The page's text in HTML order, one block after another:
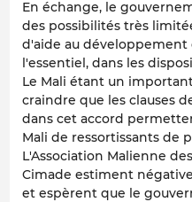
En échange, le
des possibilités très
d'aide au
l'essentiel, dans les
Le Mali étant un
craindre que les clauses
dans cet accord
Mali de ressortissants de
L'Association Malienne
Cimade estiment
et espèrent que le